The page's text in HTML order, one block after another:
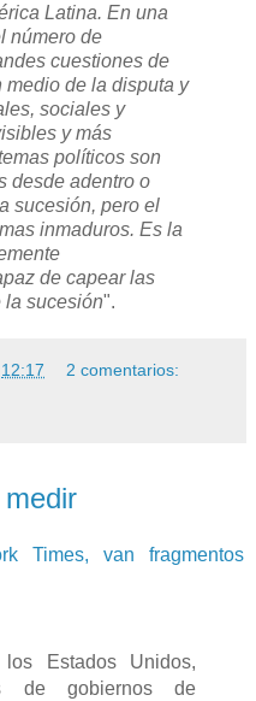
Latina. En una
número de
cuestiones de
de la disputa y
sociales y
y más
políticos son
desde adentro o
sucesión, pero el
inmaduros. Es la
de capear las
la sucesión".
12:17 2 comentarios:
Times, van fragmentos
Estados Unidos,
de gobiernos de